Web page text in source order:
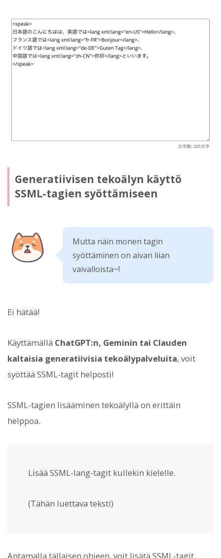
Generatiivisen tekoälyn käyttö
SSML-tagien syöttämiseen
Mutta näin monen tagin
syöttäminen on aivan liian
vaivalloista~!
Ei hätää!
Käyttämällä ChatGPT:n, Geminin tai Clauden
kaltaisia generatiivisia tekoälypalveluita, voit
syöttää SSML-tagit helposti!
SSML-tagien lisääminen tekoälyllä on erittäin
helppoa.
Lisää SSML-lang-tagit kullekin kielelle.
(Tähän luettava teksti)